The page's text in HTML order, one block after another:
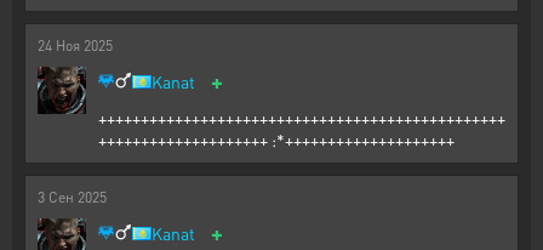
24 Ноя 2025
Kanat +
++++++++++++++++++++++++++++++++++++++++++++++++
++++++++++++++++++++ :*++++++++++++++++++++
3 Сен 2025
Kanat +